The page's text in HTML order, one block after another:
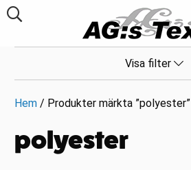
Visa filter
Hem / Produkter märkta ”polyester”
polyester